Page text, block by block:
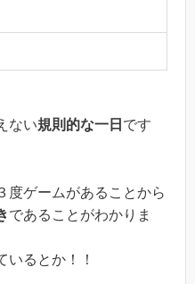
ない規則的な一日 です
度ゲームがあることから
であることがわかりま
いるとか！！